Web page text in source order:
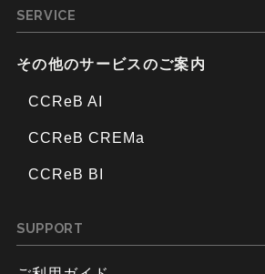
SERVICE
その他のサービスのご案内
CCReB AI
CCReB CREMa
CCReB BI
SUPPORT